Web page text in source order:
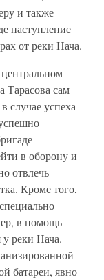
и также
наступление
от реки Нача.
Тарасова сам
случае успеха
в оборону и
отвлечь
Кроме того,
в помощь
реки Нача.
батареи, явно